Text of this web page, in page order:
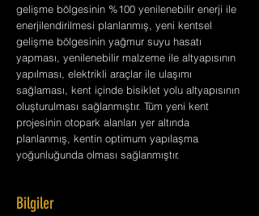
gelişme bölgesinin %100 yenilenebilir enerji ile
enerjilendirilmesi planlanmış, yeni kentsel
gelişme bölgesinin yağmur suyu hasatı
yapması, yenilenebilir malzeme ile altyapısının
yapılması, elektrikli araçlar ile ulaşımı
sağlaması, kent içinde bisiklet yolu altyapısının
oluşturulması sağlanmıştır. Tüm yeni kent
projesinin otopark alanları yer altında
planlanmış, kentin optimum yapılaşma
yoğunluğunda olması sağlanmıştır.
Bilgiler